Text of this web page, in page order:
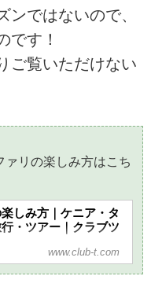
ではないので、
です！
ご覧いただけない
リの楽しみ方はこち
しみ方｜ケニア・タ
・ツアー｜クラブツ
ザニア旅行・ツアーのサフ
方なら、クラブツーリズム
www.club-t.com